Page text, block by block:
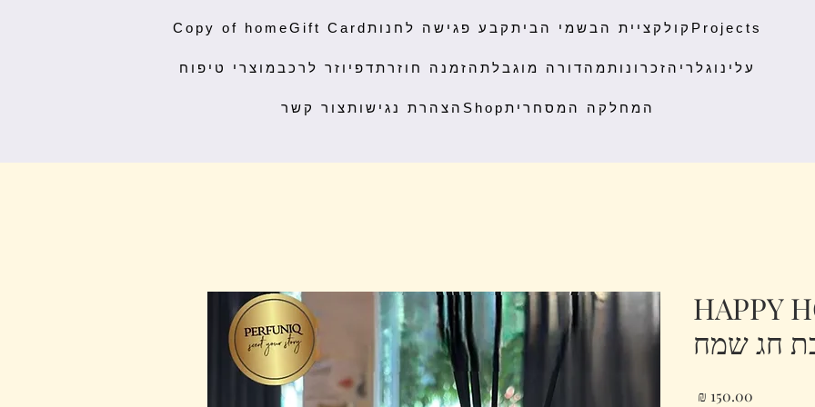
Copy of homeGift Cardקבע פגישה לחנות קולקציית הבשמי הבית Projects
מוצרי טיפוחדפיוזר לרכבהזמנה חוזרת מהדורה מוגבלתזכרונות גלריה עלינו
צור קשרהצהרת נגישות Shopהמחלקה המסחרית
HAPPY